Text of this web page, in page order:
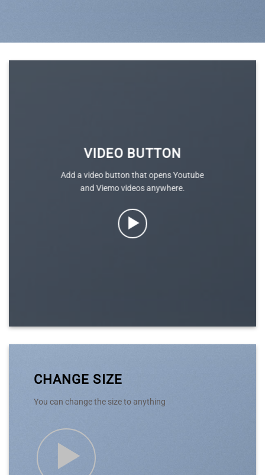
VIDEO BUTTON
Add a video button that opens Youtube
and Viemo videos anywhere.
CHANGE SIZE
You can change the size to anything